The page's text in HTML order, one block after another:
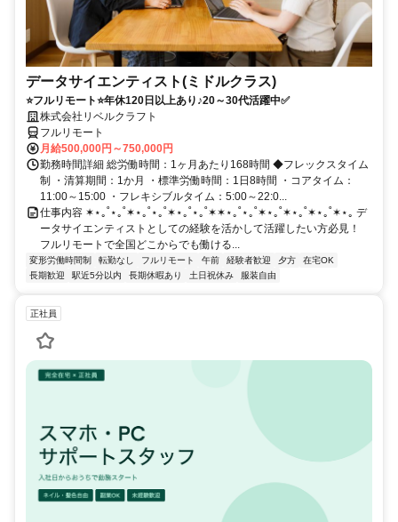
データサイエンティスト(ミドルクラス)
⭐フルリモート⭐年休120日以上あり♪20～30代活躍中✅
株式会社リベルクラフト
フルリモート
月給500,000円～750,000円
勤務時間詳細 総労働時間：1ヶ月あたり168時間 ◆フレックスタイム
制 ・清算期間：1か月 ・標準労働時間：1日8時間 ・コアタイム：
11:00～15:00 ・フレキシブルタイム：5:00～22:0...
仕事内容 ✶⋆｡˚⋆｡˚✶⋆｡˚⋆｡˚✶⋆｡˚⋆｡˚✶✶⋆｡˚⋆｡˚✶⋆｡˚✶⋆｡˚✶⋆｡˚✶⋆｡ デ
ータサイエンティストとしての経験を活かして活躍したい方必見！
フルリモートで全国どこからでも働ける...
変形労働時間制 転勤なし フルリモート 午前 経験者歓迎 夕方
在宅OK
長期歓迎
駅近5分以内 長期休暇あり 土日祝休み 服装自由
正社員